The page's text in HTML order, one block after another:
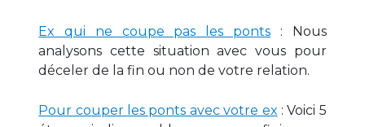
Ex qui ne coupe pas les ponts : Nous
analysons cette situation avec vous pour
déceler de la fin ou non de votre relation.
Pour couper les ponts avec votre ex : Voici 5